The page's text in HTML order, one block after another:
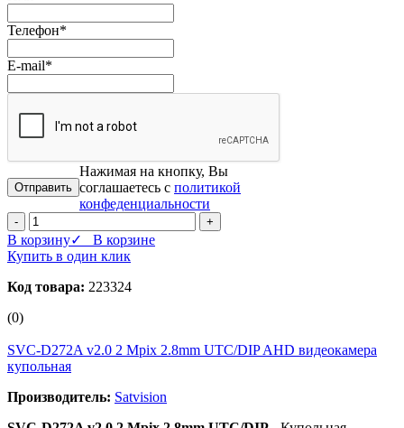
Телефон*
E-mail*
Нажимая на кнопку, Вы
соглашаетесь с политикой
конфеденциальности
- +
В корзину✓ В корзине
Купить в один клик
Код товара: 223324
(0)
SVC-D272A v2.0 2 Mpix 2.8mm UTC/DIP AHD видеокамера
купольная
Производитель: Satvision